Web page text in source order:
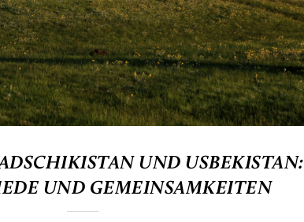
UND USBEKISTAN:
UND GEMEINSAMKEITEN